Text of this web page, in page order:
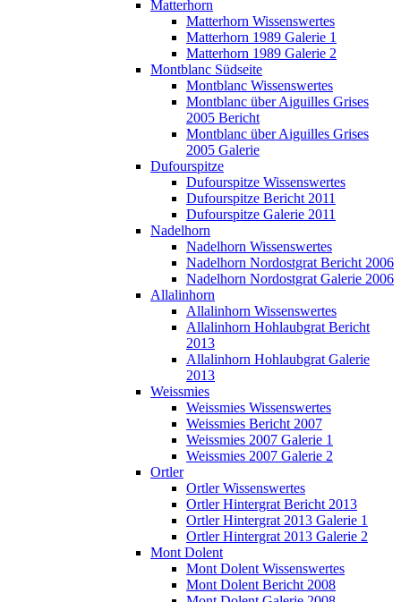
Matterhorn
Matterhorn Wissenswertes
Matterhorn 1989 Galerie 1
Matterhorn 1989 Galerie 2
Montblanc Südseite
Montblanc Wissenswertes
Montblanc über Aiguilles Grises
2005 Bericht
Montblanc über Aiguilles Grises
2005 Galerie
Dufourspitze
Dufourspitze Wissenswertes
Dufourspitze Bericht 2011
Dufourspitze Galerie 2011
Nadelhorn
Nadelhorn Wissenswertes
Nadelhorn Nordostgrat Bericht 2006
Nadelhorn Nordostgrat Galerie 2006
Allalinhorn
Allalinhorn Wissenswertes
Allalinhorn Hohlaubgrat Bericht
2013
Allalinhorn Hohlaubgrat Galerie
2013
Weissmies
Weissmies Wissenswertes
Weissmies Bericht 2007
Weissmies 2007 Galerie 1
Weissmies 2007 Galerie 2
Ortler
Ortler Wissenswertes
Ortler Hintergrat Bericht 2013
Ortler Hintergrat 2013 Galerie 1
Ortler Hintergrat 2013 Galerie 2
Mont Dolent
Mont Dolent Wissenswertes
Mont Dolent Bericht 2008